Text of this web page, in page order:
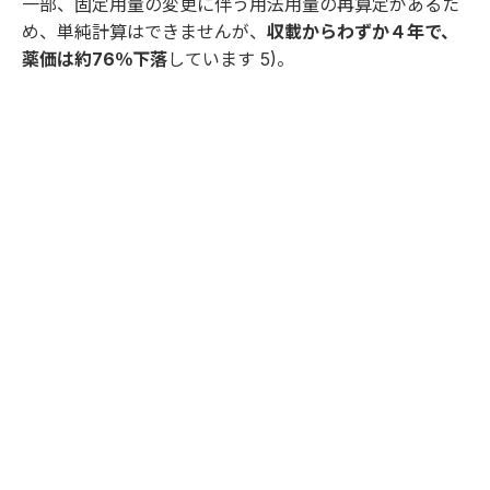
一部、固定用量の変更に伴う用法用量の再算定があるた
め、単純計算はできませんが、 収載からわずか４年で、
薬価は約76％下落しています 5)。